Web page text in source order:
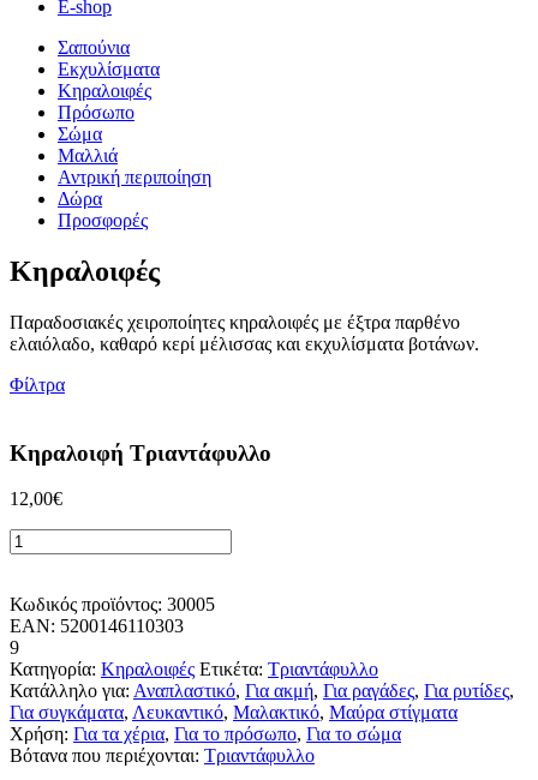
E-shop
Σαπούνια
Εκχυλίσματα
Κηραλοιφές
Πρόσωπο
Σώμα
Μαλλιά
Αντρική περιποίηση
Δώρα
Προσφορές
Κηραλοιφές
Παραδοσιακές χειροποίητες κηραλοιφές με έξτρα παρθένο
ελαιόλαδο, καθαρό κερί μέλισσας και εκχυλίσματα βοτάνων.
Φίλτρα
Κηραλοιφή Τριαντάφυλλο
12,00€
Κηραλοιφή
Τριαντάφυλλο
Κωδικός προϊόντος: 30005
EAN: 5200146110303
9
Κατηγορία: Κηραλοιφές Ετικέτα: Τριαντάφυλλο
Κατάλληλο για: Αναπλαστικό, Για ακμή, Για ραγάδες, Για ρυτίδες,
Για συγκάματα, Λευκαντικό, Μαλακτικό, Μαύρα στίγματα
Χρήση: Για τα χέρια, Για το πρόσωπο, Για το σώμα
Βότανα που περιέχονται: Τριαντάφυλλο